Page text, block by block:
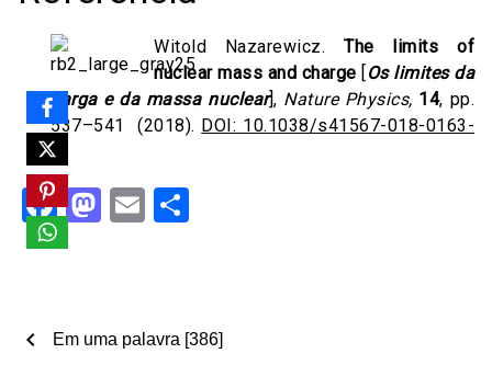
Witold Nazarewicz. The limits of
nuclear mass and charge
Os limites da
carga e da massa nuclear], Nature Physics, 14, pp.
537–541 (2018). DOI: 10.1038/s41567-018-0163-
3
Facebook
Mastodon
Email
chevron_left Em uma palavra [386]